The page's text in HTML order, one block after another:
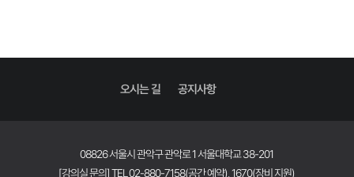
오시는 길 공지사항
08826 서울시 관악구 관악로 1 서울대학교 38-201
[강의실 문의] TEL 02-880-7158(공간 예약), 1670(장비 지원)